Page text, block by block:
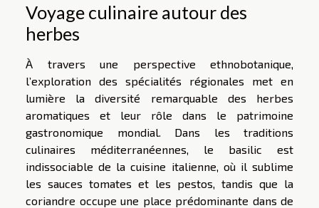
Voyage culinaire autour des
herbes
À travers une perspective ethnobotanique,
l’exploration des spécialités régionales met en
lumière la diversité remarquable des herbes
aromatiques et leur rôle dans le patrimoine
gastronomique mondial. Dans les traditions
culinaires méditerranéennes, le basilic est
indissociable de la cuisine italienne, où il sublime
les sauces tomates et les pestos, tandis que la
coriandre occupe une place prédominante dans de